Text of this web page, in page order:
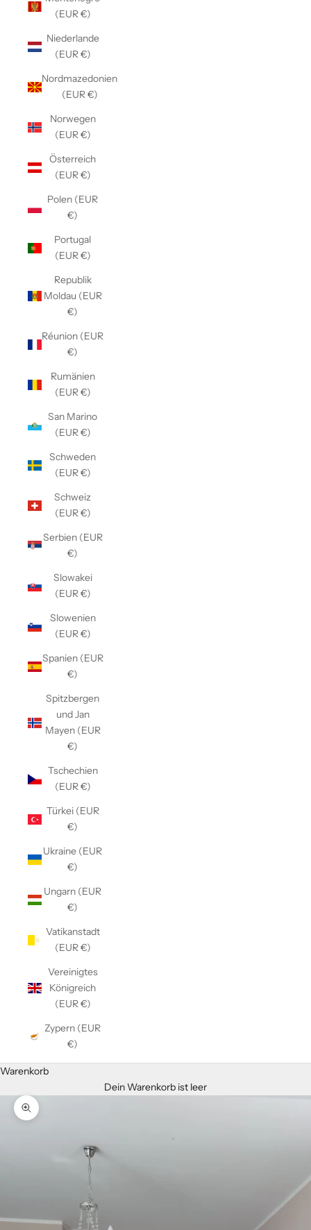
(EUR €)
Niederlande
(EUR €)
Nordmazedonien
(EUR €)
Norwegen
(EUR €)
Österreich
(EUR €)
Polen (EUR
€)
Portugal
(EUR €)
Republik
Moldau (EUR
€)
Réunion (EUR
€)
Rumänien
(EUR €)
San Marino
(EUR €)
Schweden
(EUR €)
Schweiz
(EUR €)
Serbien (EUR
€)
Slowakei
(EUR €)
Slowenien
(EUR €)
Spanien (EUR
€)
Spitzbergen
und Jan
Mayen (EUR
€)
Tschechien
(EUR €)
Türkei (EUR
€)
Ukraine (EUR
€)
Ungarn (EUR
€)
Vatikanstadt
(EUR €)
Vereinigtes
Königreich
(EUR €)
Zypern (EUR
€)
Warenkorb
Dein Warenkorb ist leer
Bild vergrößern